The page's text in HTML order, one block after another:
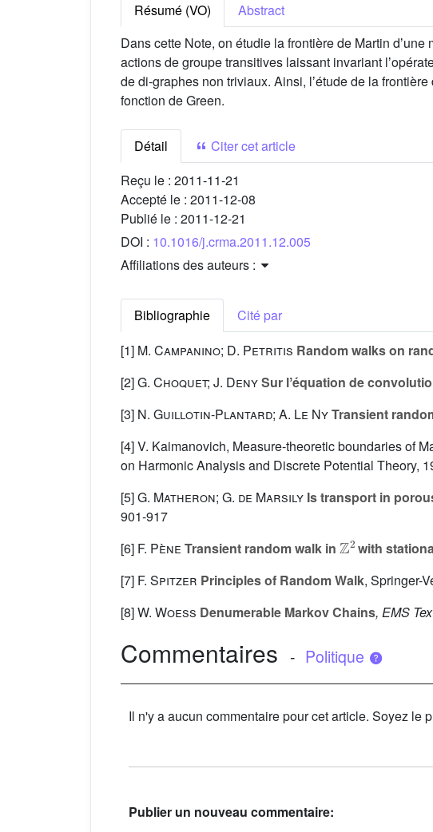
Résumé (VO)
Abstract
Dans cette Note, on étudie la frontière de Martin
actions de groupe transitives laissant invariant
de di-graphes non triviaux. Ainsi, lʼétude de la
fonction de Green.
Détail
Citer cet article
Reçu le : 2011-11-21
Accepté le : 2011-12-08
Publié le : 2011-12-21
DOI : 10.1016/j.crma.2011.12.005
Affiliations des auteurs :
Bibliographie
Cité par
[1] M. Campanino; D. Petritis Random walks on
[2]G. Choquet; J. DenySur lʼéquation de
[3] N. Guillotin-Plantard; A. Le NyTransient
[4] V. Kaimanovich, Measure-theoretic boundaries of
on Harmonic Analysis and Discrete Potential Theory,
[5]G. Matheron; G. de Marsily Is transport in
901-917
[6] F. Pène Transient random walk in
2
with
[7] F. Spitzer Principles of Random Walk, Springer-
[8]W. Woess Denumerable Markov Chains, EMS
Commentaires - Politique
Il n'y a aucun commentaire pour cet article. Soyez le
Publier un nouveau commentaire: